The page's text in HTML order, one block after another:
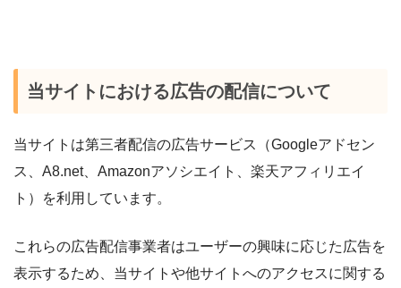
当サイトにおける広告の配信について
当サイトは第三者配信の広告サービス（Googleアドセン
ス、A8.net、Amazonアソシエイト、楽天アフィリエイ
ト）を利用しています。
これらの広告配信事業者はユーザーの興味に応じた広告を
表示するため、当サイトや他サイトへのアクセスに関する